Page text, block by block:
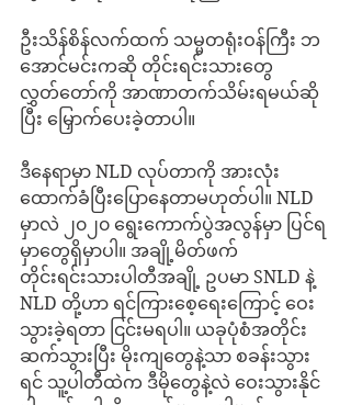
ဦးသိန်စိန်လက်ထက် သမ္မတရုံးဝန်ကြီး ဘ
အောင်မင်းကဆို တိုင်းရင်းသားတွေ
လွှတ်တော်ကို အာဏာတက်သိမ်းရမယ်ဆို
ပြီး မြှောက်ပေးခဲ့တာပါ။
ဒီနေရာမှာ NLD လုပ်တာကို အားလုံး
ထောက်ခံပြီးပြောနေတာမဟုတ်ပါ။ NLD
မှာလဲ ၂၀၂၀ ရွေးကောက်ပွဲအလွန်မှာ ပြင်ရ
မှာတွေရှိမှာပါ။ အချို့မိတ်ဖက်
တိုင်းရင်းသားပါတီအချို့ ဥပမာ SNLD နဲ့
NLD တို့ဟာ ရင်ကြားစေ့ရေးကြောင့် ဝေး
သွားခဲ့ရတာ ငြင်းမရပါ။ ယခုပုံစံအတိုင်း
ဆက်သွားပြီး မိုးကျတွေနဲ့သာ စခန်းသွား
ရင် သူ့ပါတီထဲက ဒီမိုတွေနဲ့လဲ ဝေးသွားနိုင်